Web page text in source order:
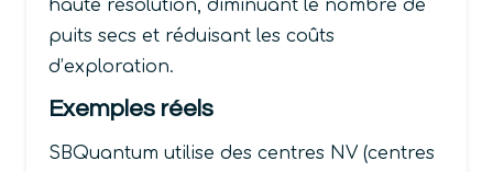
haute résolution, diminuant le nombre de
puits secs et réduisant les coûts
d’exploration.
Exemples réels
SBQuantum utilise des centres NV (centres